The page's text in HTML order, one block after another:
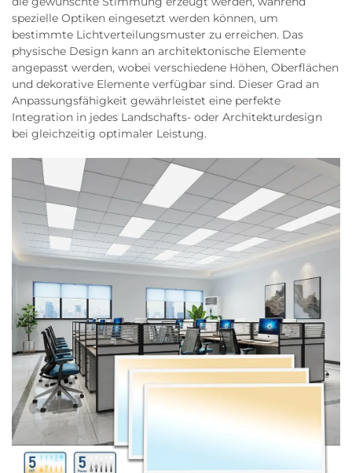
spezielle Optiken eingesetzt werden können, um
bestimmte Lichtverteilungsmuster zu erreichen. Das
physische Design kann an architektonische Elemente
angepasst werden, wobei verschiedene Höhen, Oberflächen
und dekorative Elemente verfügbar sind. Dieser Grad an
Anpassungsfähigkeit gewährleistet eine perfekte
Integration in jedes Landschafts- oder Architekturdesign
bei gleichzeitig optimaler Leistung.